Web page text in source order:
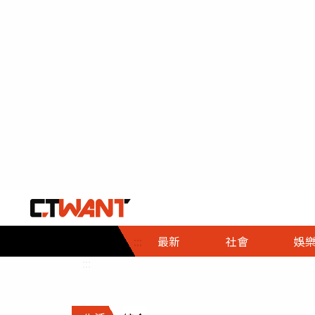
::: 最新 社會
社會首頁
時事
調查
娛樂
娛樂首頁
即時
財經首頁
熱線
政